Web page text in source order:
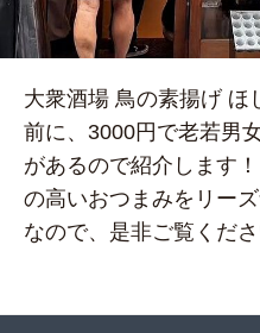
大衆酒場 鳥の素揚げ ほ
前に、3000円で老若男
があるので紹介します
の高いおつまみをリー
なので、是非ご覧くだ